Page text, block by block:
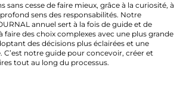
sans cesse de faire mieux, grâce à la curiosité, à
sens des responsabilités. Notre
annuel sert à la fois de guide et de
faire des choix complexes avec une plus grande
des décisions plus éclairées et une
C’est notre guide pour concevoir, créer et
tout au long du processus.